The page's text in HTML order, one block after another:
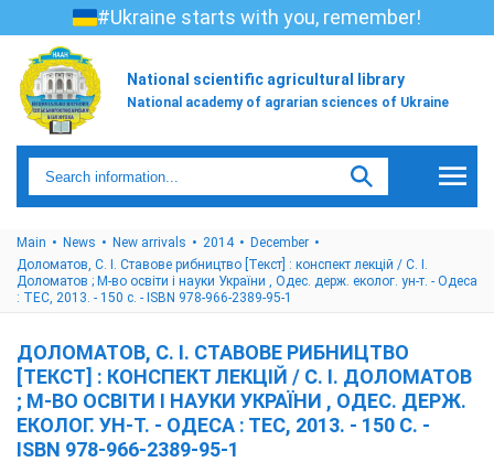
#Ukraine starts with you, remember!
National scientific agricultural library
National academy of agrarian sciences of Ukraine
Main News New arrivals 2014
December
Доломатов, С. І. Ставове рибництво [Текст] : конспект лекцій / С. І.
Доломатов ; М-во освіти і науки України , Одес. держ. еколог. ун-т. - Одеса
: ТЕС, 2013. - 150 с. - ISBN 978-966-2389-95-1
ДОЛОМАТОВ, С. І. СТАВОВЕ РИБНИЦТВО
[ТЕКСТ] : КОНСПЕКТ ЛЕКЦІЙ / С. І. ДОЛОМАТОВ
; М-ВО ОСВІТИ І НАУКИ УКРАЇНИ , ОДЕС. ДЕРЖ.
ЕКОЛОГ. УН-Т. - ОДЕСА : ТЕС, 2013. - 150 С. -
ISBN 978-966-2389-95-1